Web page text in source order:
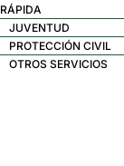
RÁPIDA
JUVENTUD
PROTECCIÓN CIVIL
OTROS SERVICIOS